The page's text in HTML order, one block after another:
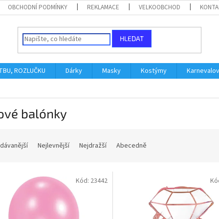
OBCHODNÍ PODMÍNKY REKLAMACE VELKOOBCHOD
HLEDAT
ROZLUČKU Dárky Masky Kostýmy
balónky
Nejlevnější Nejdražší Abecedně
Kód: 23442